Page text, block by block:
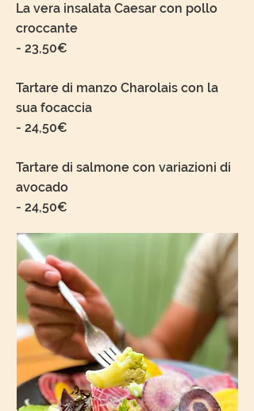
La vera insalata Caesar con pollo
croccante
- 23,50€
Tartare di manzo Charolais con la
sua focaccia
- 24,50€
Tartare di salmone con variazioni di
avocado
- 24,50€